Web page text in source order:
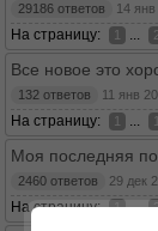
29186 ответов 14
На страницу: 1 ...
Все новое это
132 ответов 11 янв
На страницу: 1 ...
Моя последняя
2460 ответов 29 дек
На страницу: 1 ...